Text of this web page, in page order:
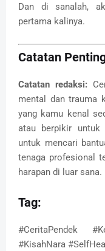
Dan di sanalah,
pertama kalinya.
Catatan
Catatan redaksi:
mental dan trauma
yang kamu kenal
atau berpikir untuk
untuk mencari
tenaga profesional
harapan di luar sana.
Tag:
#CeritaPendek
#KisahNara